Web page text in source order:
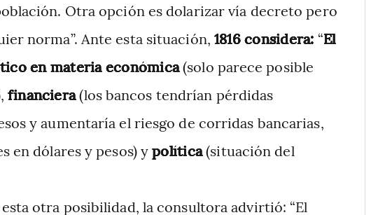
Otra opción es dolarizar vía decreto pero
norma”. Ante esta situación, 1816 considera: “El
en materia económica(solo parece posible
financiera(los bancos tendrían pérdidas
y aumentaría el riesgo de corridas bancarias,
en dólares y pesos) ypolítica(situación del
otra posibilidad, la consultora advirtió: “El